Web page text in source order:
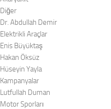
Diğer
Dr. Abdullah Demir
Elektrikli Araçlar
Enis Büyüktaş
Hakan Öksüz
Hüseyin Yayla
Kampanyalar
Lutfullah Duman
Motor Sporları